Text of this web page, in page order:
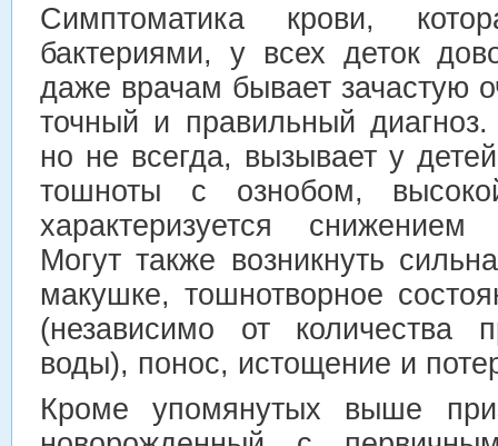
Симптоматика крови,
бактериями, у всех деток
даже врачам бывает зачастую
точный и правильный
но не всегда, вызывает у
тошноты с ознобом,
характеризуется снижением
Могут также возникнуть
макушке, тошнотворное
(независимо от
воды), понос, истощение и
Кроме упомянутых выше